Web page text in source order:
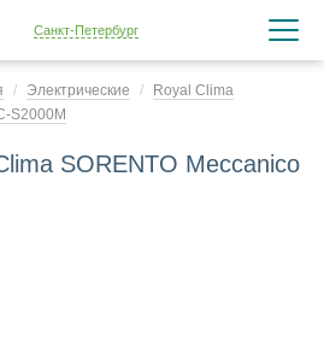
Санкт-Петербург
Электрические
Royal Clima
S2000M
SORENTO Meccanico